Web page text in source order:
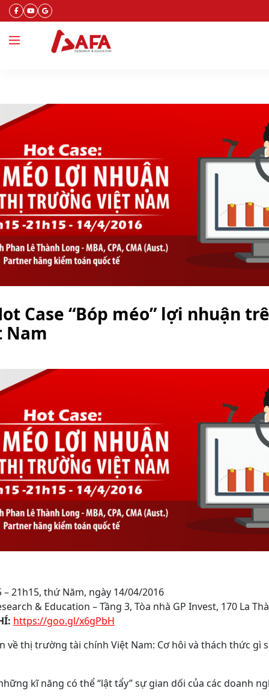
Case “Bóp méo” lợi nhuận
21h15, thứ Năm, ngày 14/04/2016
& Education – Tầng 3, Tòa nhà GP Invest, 170 La
https://goo.gl/x6gPbH
về thị trường tài chính Việt Nam: Cơ hôi và thách thức gì
kĩ năng có thể “lật tẩy” sự gian dối của các doanh